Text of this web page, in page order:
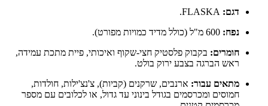
דגם:
נפח:
חומרים: בקבוק פלסטיק חצי-שקוף ואיכותי, פיית מתכת עמידה,
ראש הברגה בצבע ירוק בולט.
מתאים עבור: ארנבים, שרקנים (קביות), צ'נצ'ילות, חולדות,
חמוסים ומכרסמים בגודל בינוני עד גדול, או לכלובים עם מספר